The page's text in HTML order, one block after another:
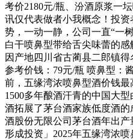
考价2180元/瓶、汾酒原浆一
讯仅代表做者小我概念！投
势，一动一静，公司一直“一
白干喷鼻型带给舌尖味蕾的
因产地四川省古蔺县二郎镇
参考价钱：79元/瓶 喷鼻型：
前，五缘湾浓喷鼻型酒价钱
1500多年酿酒汗青的中国大型
酒拓展了茅台酒家族低度酒
酒股份无限公司茅台酒年出
形成投资」2025年五缘湾浓